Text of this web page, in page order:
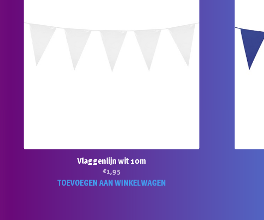
Vlaggenlijn wit 10m
€1,95
TOEVOEGEN AAN WINKELWAGEN